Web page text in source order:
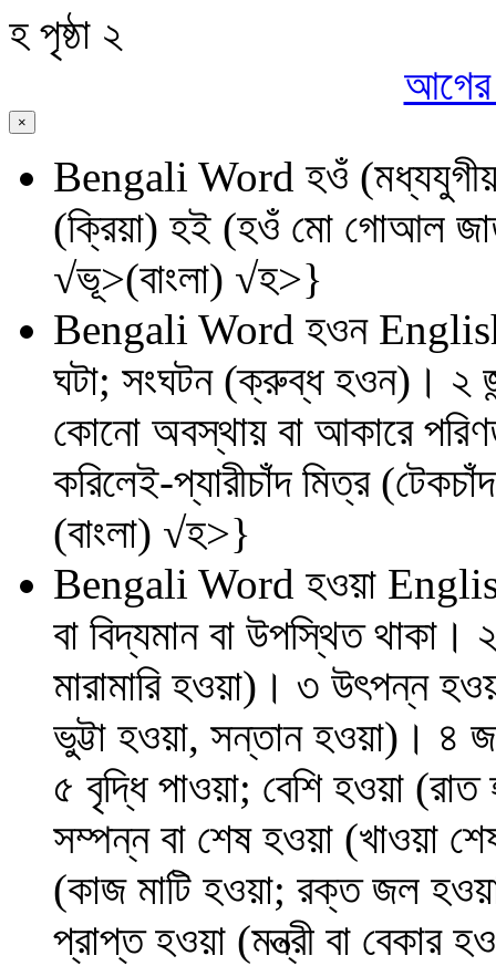
হ পৃষ্ঠা ২
আগের
×
Bengali Word হওঁ
(ক্রিয়া) হই (হওঁ মো গোআল
√ভূ>(বাংলা) √হ>}
Bengali Word হওন
ঘটা; সংঘটন (ক্রুব্ধ হওন)। ২
কোনো অবস্থায় বা আকারে
করিলেই-প্যারীচাঁদ মিত্র
(বাংলা) √হ>}
Bengali Word হওয়া
বা বিদ্যমান বা উপস্থিত থাকা।
মারামারি হওয়া)। ৩ উৎপন্ন
ভুট্টা হওয়া, সন্তান হওয়া)। ৪
৫ বৃদ্ধি পাওয়া; বেশি হওয়া
সম্পন্ন বা শেষ হওয়া (খাওয়া
(কাজ মাটি হওয়া; রক্ত জল
প্রাপ্ত হওয়া (মন্ত্রী বা